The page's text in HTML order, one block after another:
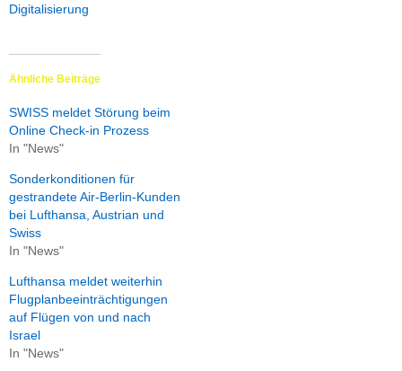
Digitalisierung
Ähnliche Beiträge
SWISS meldet Störung beim
Online Check-in Prozess
In "News"
Sonderkonditionen für
gestrandete Air-Berlin-Kunden
bei Lufthansa, Austrian und
Swiss
In "News"
Lufthansa meldet weiterhin
Flugplanbeeinträchtigungen
auf Flügen von und nach
Israel
In "News"